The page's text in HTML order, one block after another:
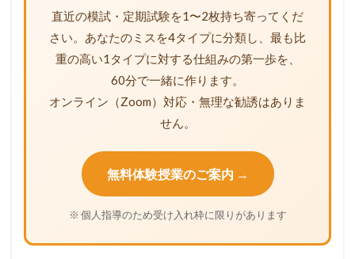
直近の模試・定期試験を1〜2枚持ち寄ってくだ
さい。あなたのミスを4タイプに分類し、最も比
重の高い1タイプに対する仕組みの第一歩を、
60分で一緒に作ります。
オンライン（Zoom）対応・無理な勧誘はありま
せん。
無料体験授業のご案内 →
※ 個人指導のため受け入れ枠に限りがあります